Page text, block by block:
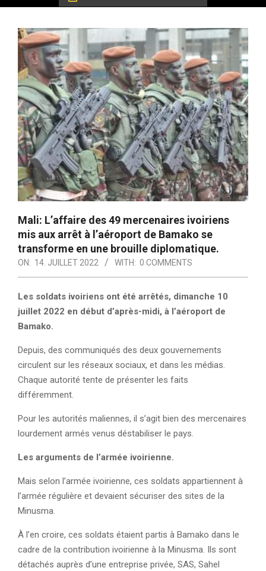
Mali: L’affaire des 49 mercenaires ivoiriens
mis aux arrêt à l’aéroport de Bamako se
transforme en une brouille diplomatique.
ON: 14. JUILLET 2022 WITH: 0 COMMENTS
Les soldats ivoiriens ont été arrêtés, dimanche 10
juillet 2022 en début d’après-midi, à l’aéroport de
Bamako.
Depuis, des communiqués des deux gouvernements
circulent sur les réseaux sociaux, et dans les médias.
Chaque autorité tente de présenter les faits
différemment.
Pour les autorités maliennes, il s’agit bien des mercenaires
lourdement armés venus déstabiliser le pays.
Les arguments de l’armée ivoirienne.
Mais selon l’armée ivoirienne, ces soldats appartiennent à
l’armée régulière et devaient sécuriser des sites de la
Minusma.
À l’en croire, ces soldats étaient partis à Bamako dans le
cadre de la contribution ivoirienne à la Minusma. Ils sont
détachés auprès d’une entreprise privée, SAS, Sahel